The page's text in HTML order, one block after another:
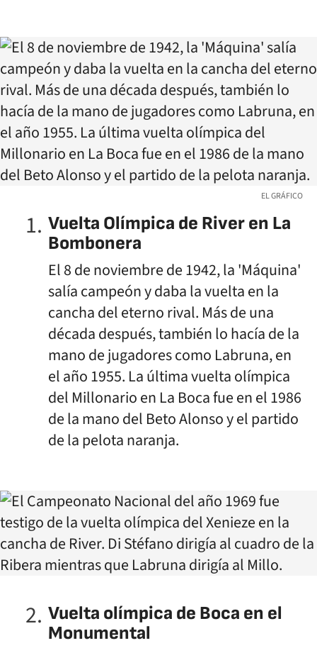
Vuelta Olímpica de River en La
Bombonera
EL GRÁFICO
El 8 de noviembre de 1942, la 'Máquina'
salía campeón y daba la vuelta en la
cancha del eterno rival. Más de una
década después, también lo hacía de la
mano de jugadores como Labruna, en
el año 1955. La última vuelta olímpica
del Millonario en La Boca fue en el 1986
de la mano del Beto Alonso y el partido
de la pelota naranja.
Vuelta olímpica de Boca en el
Monumental